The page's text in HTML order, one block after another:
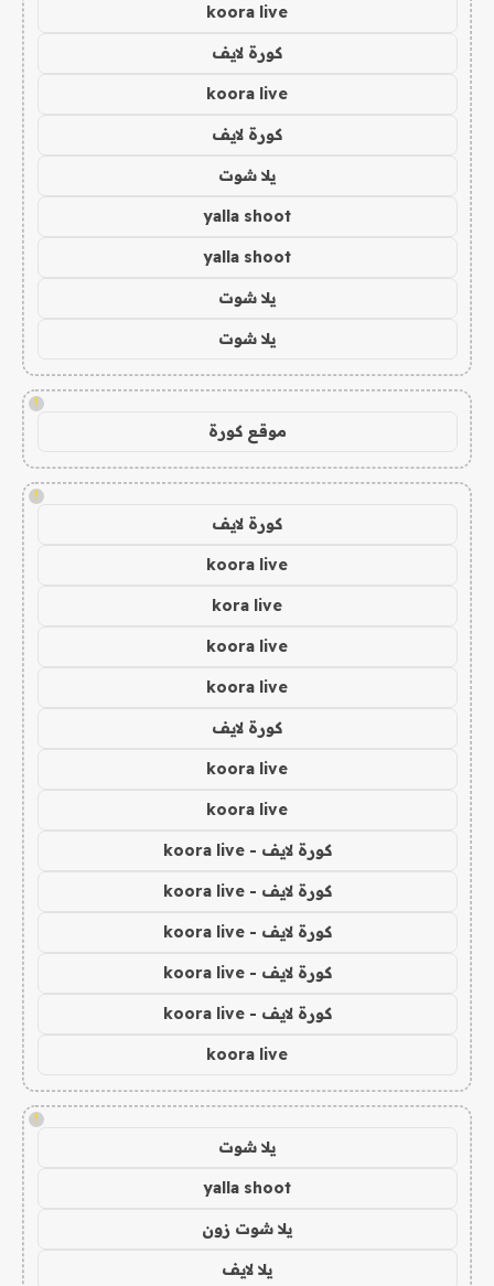
koora live
كورة لايف
koora live
كورة لايف
يلا شوت
yalla shoot
yalla shoot
يلا شوت
يلا شوت
!
موقع كورة
!
كورة لايف
koora live
kora live
koora live
koora live
كورة لايف
koora live
koora live
كورة لايف - koora live
كورة لايف - koora live
كورة لايف - koora live
كورة لايف - koora live
كورة لايف - koora live
koora live
!
يلا شوت
yalla shoot
يلا شوت زون
يلا لايف